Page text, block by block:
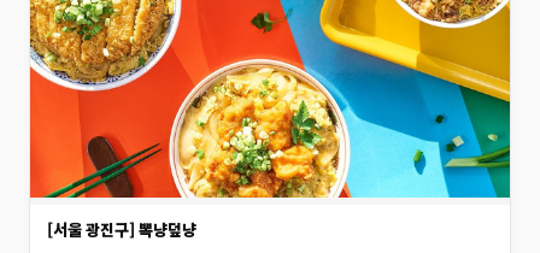
[서울 광진구] 뽁냥덮냥